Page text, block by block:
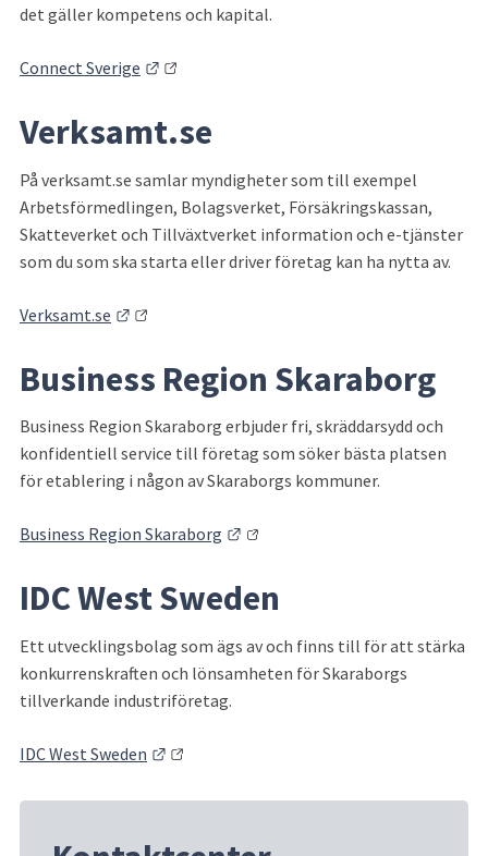
det gäller kompetens och kapital.
Connect Sverige Länk till annan webbplats.
Verksamt.se
På verksamt.se samlar myndigheter som till exempel
Arbetsförmedlingen, Bolagsverket, Försäkringskassan,
Skatteverket och Tillväxtverket information och e-tjänster
som du som ska starta eller driver företag kan ha nytta av.
Verksamt.se Länk till annan webbplats.
Business Region Skaraborg
Business Region Skaraborg erbjuder fri, skräddarsydd och
konfidentiell service till företag som söker bästa platsen
för etablering i någon av Skaraborgs kommuner.
Business Region Skaraborg Länk till annan webbplats.
IDC West Sweden
Ett utvecklingsbolag som ägs av och finns till för att stärka
konkurrenskraften och lönsamheten för Skaraborgs
tillverkande industriföretag.
IDC West Sweden Länk till annan webbplats.